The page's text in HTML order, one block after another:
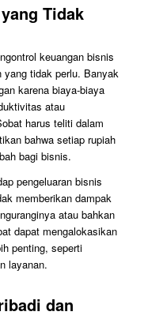
Tidak
keuangan bisnis
yang tidak perlu. Banyak
karena biaya-biaya
atau
harus teliti dalam
bahwa setiap rupiah
bagi bisnis.
pengeluaran bisnis
memberikan dampak
atau bahkan
dapat mengalokasikan
penting, seperti
layanan.
dan